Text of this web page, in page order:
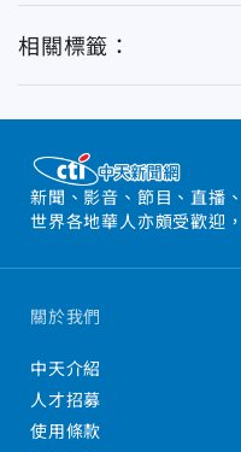
相關標籤：
新聞、影音、節目、直播
世界各地華人亦頗受歡迎
關於我們
中天介紹
人才招募
使用條款